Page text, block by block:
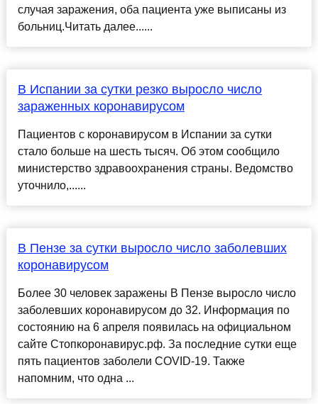
случая заражения, оба пациента уже выписаны из
больниц.Читать далее......
В Испании за сутки резко выросло число
зараженных коронавирусом
Пациентов с коронавирусом в Испании за сутки
стало больше на шесть тысяч. Об этом сообщило
министерство здравоохранения страны. Ведомство
уточнило,......
В Пензе за сутки выросло число заболевших
коронавирусом
Более 30 человек заражены В Пензе выросло число
заболевших коронавирусом до 32. Информация по
состоянию на 6 апреля появилась на официальном
сайте Стопкоронавирус.рф. За последние сутки еще
пять пациентов заболели COVID-19. Также
напомним, что одна ...